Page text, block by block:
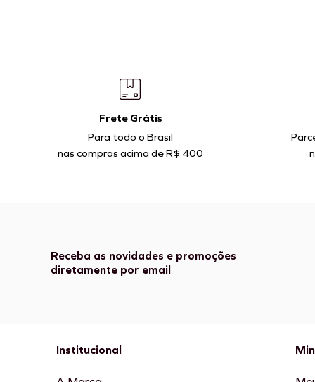
Frete Grátis
Para todo o Brasil
nas compras acima de R$ 400
Receba as novidades e promoções
diretamente por email
Institucional